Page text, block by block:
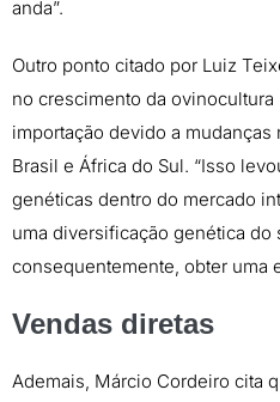
anda”.
Outro ponto citado por Luiz
no crescimento da
importação devido a mudanças
Brasil e África do Sul. “Isso
genéticas dentro do mercado
uma diversificação genética do
consequentemente, obter uma
Vendas diretas
Ademais, Márcio Cordeiro cita